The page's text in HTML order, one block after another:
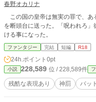
春野オカリナ
この国の皇帝は無実の罪で、あ
を断頭台に送った。「呪われろ
ける事になった。
ファンタジー 完結 短編 R18
24h.ポイント 0pt
小説 228,589 位 / 228,589件
残酷な表現あり 神罰 バッ